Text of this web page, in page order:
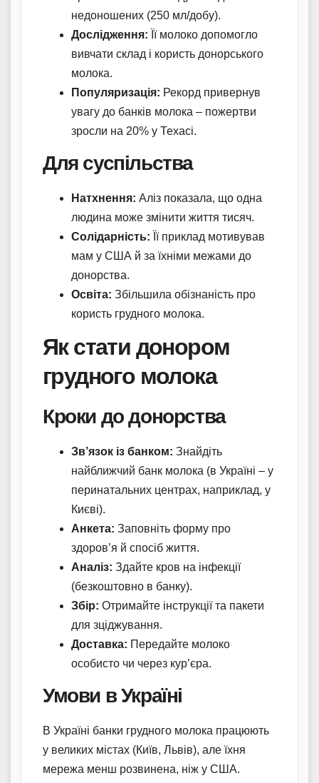
недоношених (250 мл/добу).
Дослідження: Її молоко допомогло
вивчати склад і користь донорського
молока.
Популяризація: Рекорд привернув
увагу до банків молока – пожертви
зросли на 20% у Техасі.
Для суспільства
Натхнення: Аліз показала, що одна
людина може змінити життя тисяч.
Солідарність: Її приклад мотивував
мам у США й за їхніми межами до
донорства.
Освіта: Збільшила обізнаність про
користь грудного молока.
Як стати донором
грудного молока
Кроки до донорства
Зв’язок із банком: Знайдіть
найближчий банк молока (в Україні – у
перинатальних центрах, наприклад, у
Києві).
Анкета: Заповніть форму про
здоров’я й спосіб життя.
Аналіз: Здайте кров на інфекції
(безкоштовно в банку).
Збір: Отримайте інструкції та пакети
для зціджування.
Доставка: Передайте молоко
особисто чи через кур’єра.
Умови в Україні
В Україні банки грудного молока працюють
у великих містах (Київ, Львів), але їхня
мережа менш розвинена, ніж у США.